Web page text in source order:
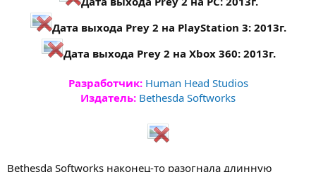
Дата выхода Prey 2 на PlayStation 3: 2013г.
Дата выхода Prey 2 на Xbox 360: 2013г.
Разработчик: Human Head Studios
Издатель: Bethesda Softworks
Bethesda Softworks наконец-то разогнала длинную